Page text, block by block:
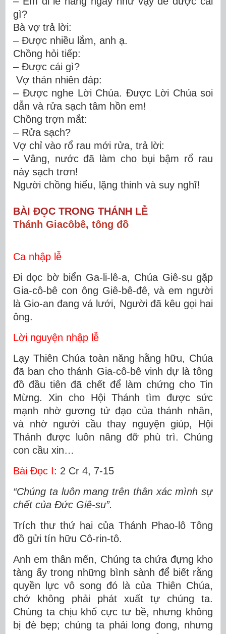
gì?
Bà vợ trả lời:
– Được nhiều lắm, anh ạ.
Chồng hỏi tiếp:
– Được cái gì?
Vợ thản nhiên đáp:
– Được nghe Lời Chúa. Được Lời Chúa soi
dẫn và rửa sạch tâm hồn em!
Chồng trợn mắt:
– Rửa sạch?
Vợ chỉ vào rổ rau mới rửa, trả lời:
– Vâng, nước đã làm cho bụi bậm rổ rau
này sạch trơn!
Người chồng hiểu, lặng thinh và suy nghĩ!
BÀI ĐỌC TRONG THÁNH LỄ
Thánh Giacôbê, tông đồ
Ca nhập lễ
Đi dọc bờ biển Ga-li-lê-a, Chúa Giê-su gặp
Gia-cô-bê con ông Giê-bê-đê, và em người
là Gio-an đang vá lưới, Người đã kêu gọi hai
ông.
Lời nguyện nhập lễ
Lạy Thiên Chúa toàn năng hằng hữu, Chúa
đã ban cho thánh Gia-cô-bê vinh dự là tông
đồ đầu tiên đã chết để làm chứng cho Tin
Mừng. Xin cho Hội Thánh tìm được sức
mạnh nhờ gương tử đạo của thánh nhân,
và nhờ người cầu thay nguyện giúp, Hội
Thánh được luôn nâng đỡ phù trì. Chúng
con cầu xin…
Bài Ðọc I: 2 Cr 4, 7-15
“Chúng ta luôn mang trên thân xác mình sự
chết của Ðức Giê-su”.
Trích thư thứ hai của Thánh Phao-lô Tông
đồ gửi tín hữu Cô-rin-tô.
Anh em thân mến, Chúng ta chứa đựng kho
tàng ấy trong những bình sành để biết rằng
quyền lực vô song đó là của Thiên Chúa,
chớ không phải phát xuất tự chúng ta.
Chúng ta chịu khổ cực tư bề, nhưng không
bị đè bẹp; chúng ta phải long đong, nhưng